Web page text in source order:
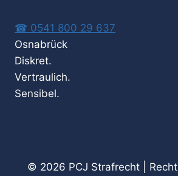
☎ 0541 800 29 637
Osnabrück
Diskret.
Vertraulich.
Sensibel.
© 2026 PCJ Strafrecht |